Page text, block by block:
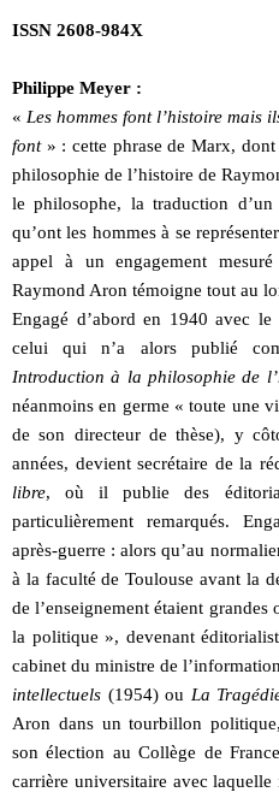
ISSN 2608-984X
Philippe Meyer :
« Les hommes font l’histoire mais
font» : cette phrase de Marx, dont
philosophie de l’histoire de
le philosophe, la traduction
qu’ont les hommes à se
appel à un engagement
Raymond Aron témoigne tout au
Engagé d’abord en 1940 avec
celui qui n’a alors publié
Introduction à la philosophie de
néanmoins en germe « toute une
de son directeur de thèse), y
années, devient secrétaire de la
libre, où il publie des
particulièrement remarqués.
après-guerre : alors qu’au
à la faculté de Toulouse avant la
de l’enseignement étaient
la politique », devenant
cabinet du ministre de
intellectuels (1954) ou La
Aron dans un tourbillon
son élection au Collège de
carrière universitaire avec